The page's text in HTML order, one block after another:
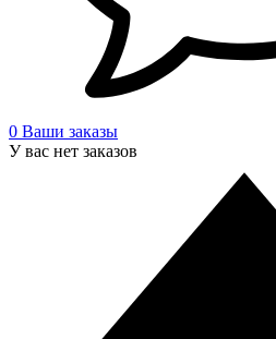
0 Ваши заказы
У вас нет заказов